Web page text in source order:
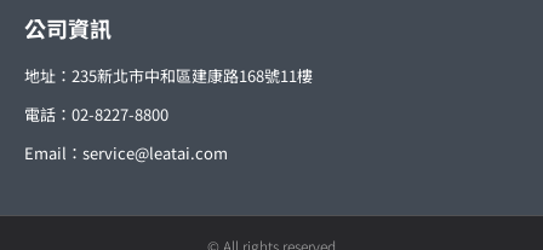
公司資訊
地址：235新北市中和區建康路168號11樓
電話：02-8227-8800
Email： service@leatai.com
© All rights reserved